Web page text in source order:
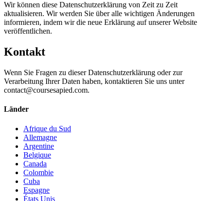
Wir können diese Datenschutzerklärung von Zeit zu Zeit
aktualisieren. Wir werden Sie über alle wichtigen Änderungen
informieren, indem wir die neue Erklärung auf unserer Website
veröffentlichen.
Kontakt
Wenn Sie Fragen zu dieser Datenschutzerklärung oder zur
Verarbeitung Ihrer Daten haben, kontaktieren Sie uns unter
contact@coursesapied.com.
Länder
Afrique du Sud
Allemagne
Argentine
Belgique
Canada
Colombie
Cuba
Espagne
États Unis